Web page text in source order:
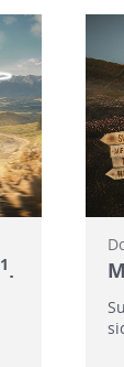
1.